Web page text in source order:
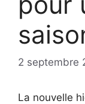
2 septembre
La nouvelle